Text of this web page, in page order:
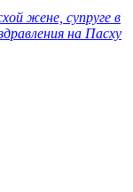
жене, супруге в
на Пасху